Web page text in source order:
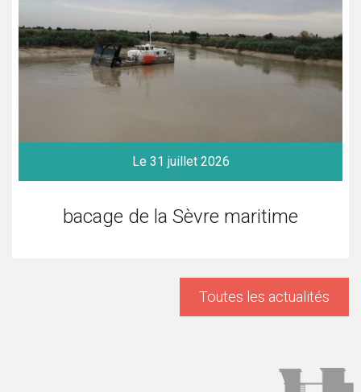
Le 31 juillet 2026
bacage de la Sèvre maritime
Toutes les actualités